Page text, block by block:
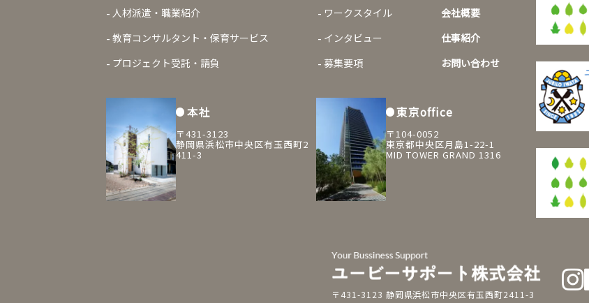
人材派遣・職業紹介
教育コンサルタント・保育サービス
プロジェクト受託・請負
ワークスタイル
インタビュー
募集要項
会社概要
仕事紹介
お問い合わせ
本社
〒431-3123
静岡県浜松市中央区有玉西町2
411-3
東京office
〒104-0052
東京都中央区月島1-22-1
MID TOWER GRAND 1316
〒431-3123 静岡県浜松市中央区有玉西町2411-3